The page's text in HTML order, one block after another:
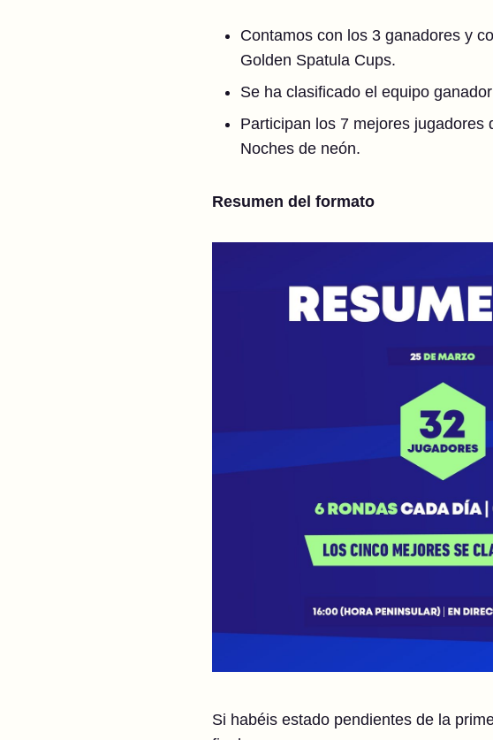
Contamos con los 3 ganadores y
Golden Spatula Cups.
Se ha clasificado el equipo
Participan los 7 mejores
Noches de neón.
Resumen del formato
Si habéis estado pendientes de la